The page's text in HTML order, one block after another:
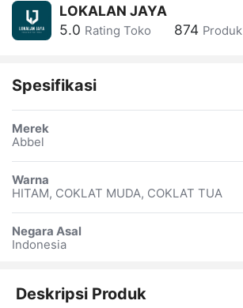
LOKALAN JAYA
5.0 Rating Toko 874 Produk
Spesifikasi
Merek
Abbel
Warna
HITAM, COKLAT MUDA, COKLAT TUA
Negara Asal
Indonesia
Deskripsi Produk